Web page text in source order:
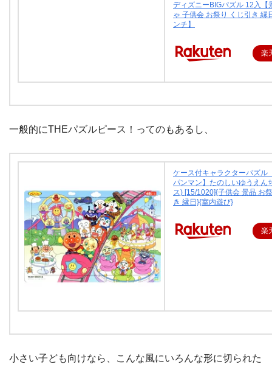
ディズニーBIGパズル 12入【
ゃ 子供会 お祭り くじ引き 縁
ンチ】
楽
一般的にTHEパズルピース！ってのもあるし、
ケース付キャラクターパズル
パンマン】たのしいゆうえん
ス) [15/1020]{子供会 景品 お
き 縁日}{室内遊び}
楽
小さい子ども向けなら、こんな風にいろんな形に切られた